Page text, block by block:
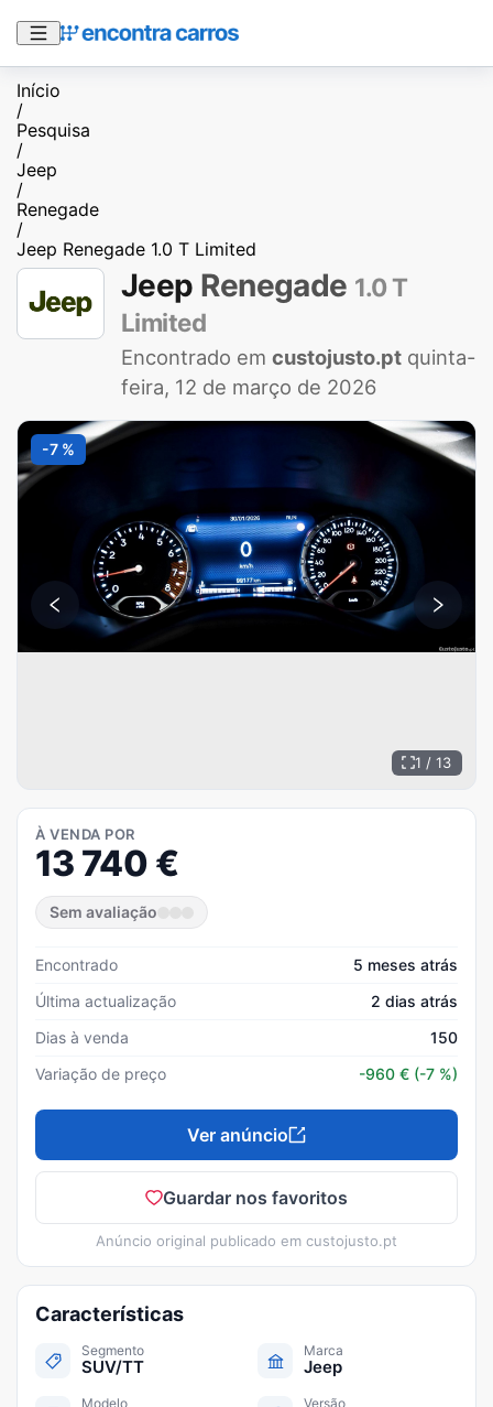
Início
/
Pesquisa
/
Jeep
/
Renegade
/
Jeep Renegade 1.0 T Limited
Jeep Renegade 1.0 T
Limited
Encontrado em custojusto.pt quinta-
feira, 12 de março de 2026
-7 %
1 / 13
À VENDA POR
13 740 €
Sem avaliação
Encontrado
5 meses atrás
Última actualização
2 dias atrás
Dias à venda
150
Variação de preço
-960 € (-7 %)
Ver anúncio
Guardar nos favoritos
Anúncio original publicado em custojusto.pt
Características
Segmento
SUV/TT
Marca
Jeep
Modelo Versão